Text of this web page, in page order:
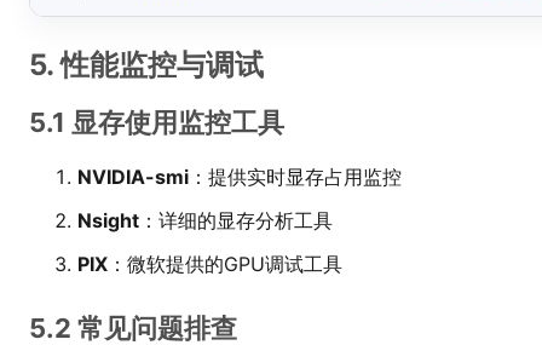
5. 性能监控与调试
5.1 显存使用监控工具
NVIDIA-smi ：提供实时显存占用监控
Nsight ：详细的显存分析工具
PIX ：微软提供的GPU调试工具
5.2 常见问题排查